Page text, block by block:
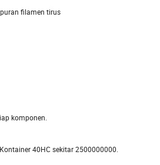
filamen tirus
komponen.
40HC sekitar 2500000000.